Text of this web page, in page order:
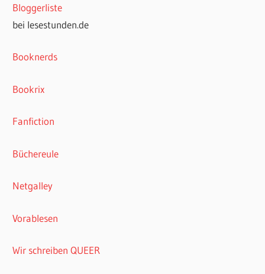
Bloggerliste
bei lesestunden.de
Booknerds
Bookrix
Fanfiction
Büchereule
Netgalley
Vorablesen
Wir schreiben QUEER